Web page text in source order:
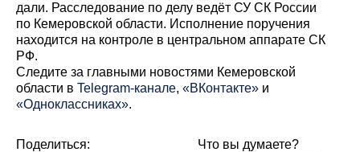
дали. Расследование по делу ведёт СУ СК России
по Кемеровской области. Исполнение поручения
находится на контроле в центральном аппарате СК
РФ.
Cледите за главными новостями Кемеровской
области в Telegram-канале, «ВКонтакте» и
«Одноклассниках».
Что вы думаете?
Поделиться: